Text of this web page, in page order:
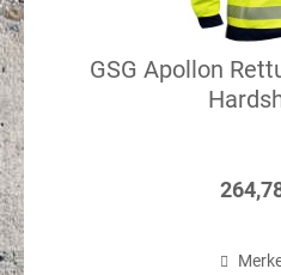
GSG Apollon